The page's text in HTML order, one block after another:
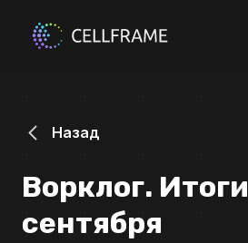
Назад
Ворклог. Итоги
сентября